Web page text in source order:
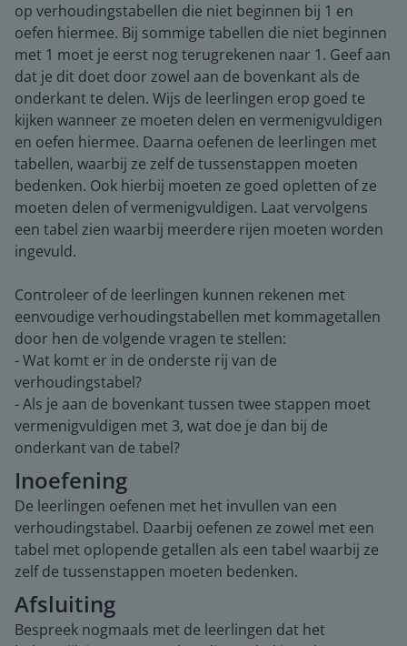
op verhoudingstabellen die niet beginnen bij 1 en
oefen hiermee. Bij sommige tabellen die niet beginnen
met 1 moet je eerst nog terugrekenen naar 1. Geef aan
dat je dit doet door zowel aan de bovenkant als de
onderkant te delen. Wijs de leerlingen erop goed te
kijken wanneer ze moeten delen en vermenigvuldigen
en oefen hiermee. Daarna oefenen de leerlingen met
tabellen, waarbij ze zelf de tussenstappen moeten
bedenken. Ook hierbij moeten ze goed opletten of ze
moeten delen of vermenigvuldigen. Laat vervolgens
een tabel zien waarbij meerdere rijen moeten worden
ingevuld.
Controleer of de leerlingen kunnen rekenen met
eenvoudige verhoudingstabellen met kommagetallen
door hen de volgende vragen te stellen:
- Wat komt er in de onderste rij van de
verhoudingstabel?
- Als je aan de bovenkant tussen twee stappen moet
vermenigvuldigen met 3, wat doe je dan bij de
onderkant van de tabel?
Inoefening
De leerlingen oefenen met het invullen van een
verhoudingstabel. Daarbij oefenen ze zowel met een
tabel met oplopende getallen als een tabel waarbij ze
zelf de tussenstappen moeten bedenken.
Afsluiting
Bespreek nogmaals met de leerlingen dat het